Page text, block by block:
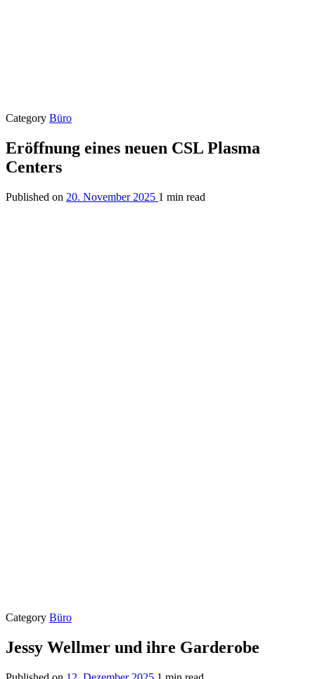
Category Büro
Eröffnung eines neuen CSL Plasma
Centers
Published on 20. November 2025 1 min read
Category Büro
Jessy Wellmer und ihre Garderobe